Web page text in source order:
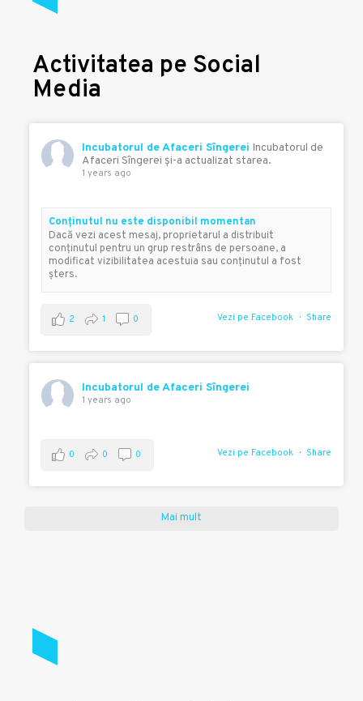
Activitatea pe Social
Media
Incubatorul de Afaceri Sîngerei Incubatorul de
Afaceri Sîngerei şi-a actualizat starea.
1 years ago
Conţinutul nu este disponibil momentan
Dacă vezi acest mesaj, proprietarul a distribuit
conţinutul pentru un grup restrâns de persoane, a
modificat vizibilitatea acestuia sau conţinutul a fost
şters.
Vezi pe Facebook Share
2 1 0
Incubatorul de Afaceri Sîngerei
1 years ago
Vezi pe Facebook Share
0 0 0
Mai mult